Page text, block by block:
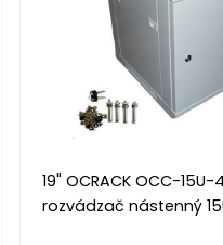
19" OCRACK OCC-
rozvádzač nástenný